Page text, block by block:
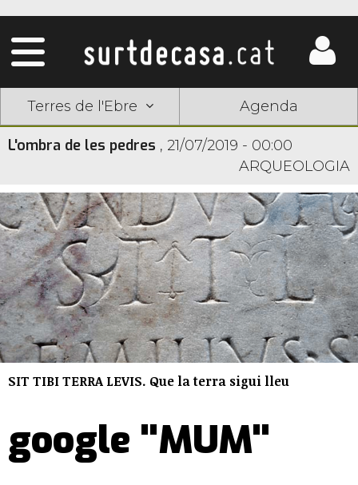
Terres de l'Ebre Agenda
L'ombra de les pedres , 21/07/2019 - 00:00
ARQUEOLOGIA
SIT TIBI TERRA LEVIS. Que la terra sigui lleu
google "MUM"